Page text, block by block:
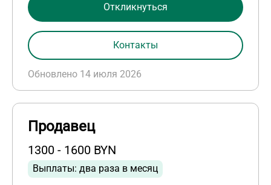
Обновлено 14 июля 2026
Откликнуться
Контакты
Продавец
1300 - 1600 BYN
Выплаты: два раза в месяц